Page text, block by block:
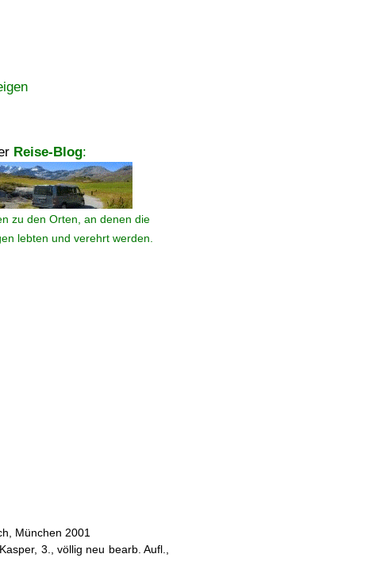
Reise-Blog:
zu den Orten, an denen die
lebten und verehrt werden.
München 2001
3., völlig neu bearb. Aufl.,